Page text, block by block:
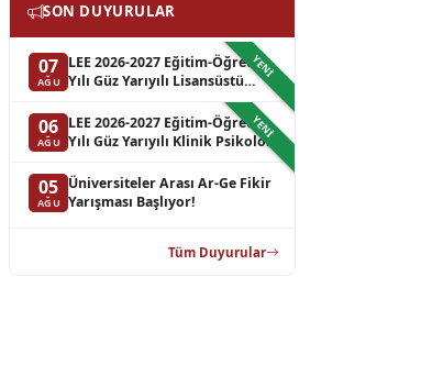
SON DUYURULAR
YENI
07
AĞU
LEE 2026-2027 Eğitim-Öğretim
Yılı Güz Yarıyılı Lisansüstü
Programlara Başvurular
Hakkında Duyuru (Ek
Kontenjan)
YENI
06
AĞU
LEE 2026-2027 Eğitim-Öğretim
Yılı Güz Yarıyılı Klinik Psikoloji
Lisansüstü Programların Bilim
Sınavı Sonucu Hakkında
Duyuru (Yedek Liste-3)
05
AĞU
Üniversiteler Arası Ar-Ge Fikir
Yarışması Başlıyor!
Tüm Duyurular